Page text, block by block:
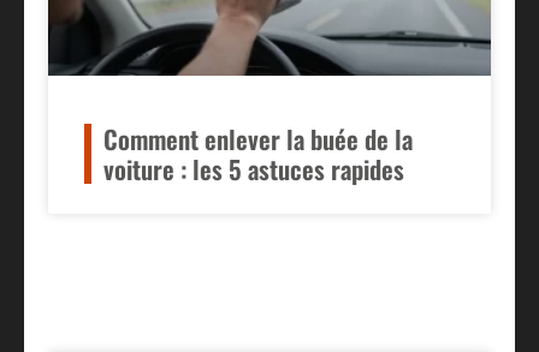
Comment enlever la buée de la
voiture : les 5 astuces rapides